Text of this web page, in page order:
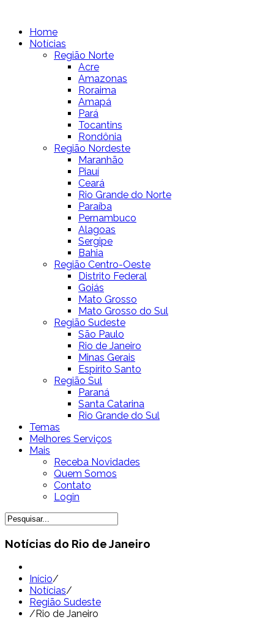
Home
Notícias
Região Norte
Acre
Amazonas
Roraima
Amapá
Pará
Tocantins
Rondônia
Região Nordeste
Maranhão
Piauí
Ceará
Rio Grande do Norte
Paraíba
Pernambuco
Alagoas
Sergipe
Bahia
Região Centro-Oeste
Distrito Federal
Goiás
Mato Grosso
Mato Grosso do Sul
Região Sudeste
São Paulo
Rio de Janeiro
Minas Gerais
Espírito Santo
Região Sul
Paraná
Santa Catarina
Rio Grande do Sul
Temas
Melhores Serviços
Mais
Receba Novidades
Quem Somos
Contato
Login
Notícias do Rio de Janeiro
Início/
Notícias/
Região Sudeste
/ Rio de Janeiro